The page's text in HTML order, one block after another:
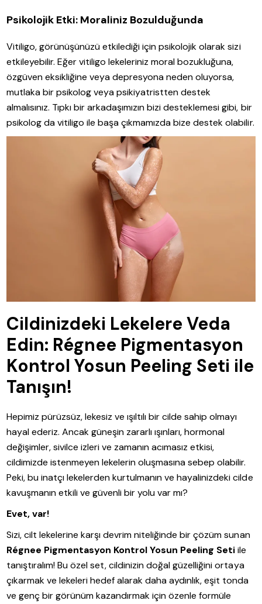
Psikolojik Etki: Moraliniz Bozulduğunda
Vitiligo, görünüşünüzü etkilediği için psikolojik olarak sizi
etkileyebilir. Eğer vitiligo lekeleriniz moral bozukluğuna,
özgüven eksikliğine veya depresyona neden oluyorsa,
mutlaka bir psikolog veya psikiyatristten destek
almalısınız. Tıpkı bir arkadaşımızın bizi desteklemesi gibi, bir
psikolog da vitiligo ile başa çıkmamızda bize destek olabilir.
Cildinizdeki Lekelere Veda
Edin: Régnee Pigmentasyon
Kontrol Yosun Peeling Seti ile
Tanışın!
Hepimiz pürüzsüz, lekesiz ve ışıltılı bir cilde sahip olmayı
hayal ederiz. Ancak güneşin zararlı ışınları, hormonal
değişimler, sivilce izleri ve zamanın acımasız etkisi,
cildimizde istenmeyen lekelerin oluşmasına sebep olabilir.
Peki, bu inatçı lekelerden kurtulmanın ve hayalinizdeki cilde
kavuşmanın etkili ve güvenli bir yolu var mı?
Evet, var!
Sizi, cilt lekelerine karşı devrim niteliğinde bir çözüm sunan
Régnee Pigmentasyon Kontrol Yosun Peeling Setiile
tanıştıralım! Bu özel set, cildinizin doğal güzelliğini ortaya
çıkarmak ve lekeleri hedef alarak daha aydınlık, eşit tonda
ve genç bir görünüm kazandırmak için özenle formüle